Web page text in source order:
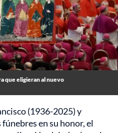
que eligieran al nuevo
(1936-2025) y
en su honor, el